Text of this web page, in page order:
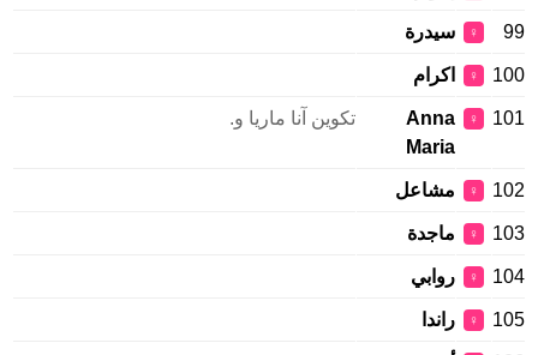
99
♀ سيدرة
100
♀ اكرام
101
♀
Anna
Maria
تكوين آنا ماريا و.
102
♀ مشاعل
103
♀ ماجدة
104
♀ روابي
105
♀ راندا